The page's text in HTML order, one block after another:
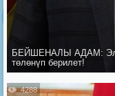
БЕЙШЕНАЛЫ АДАМ:
төлөнүп берилет!
4288